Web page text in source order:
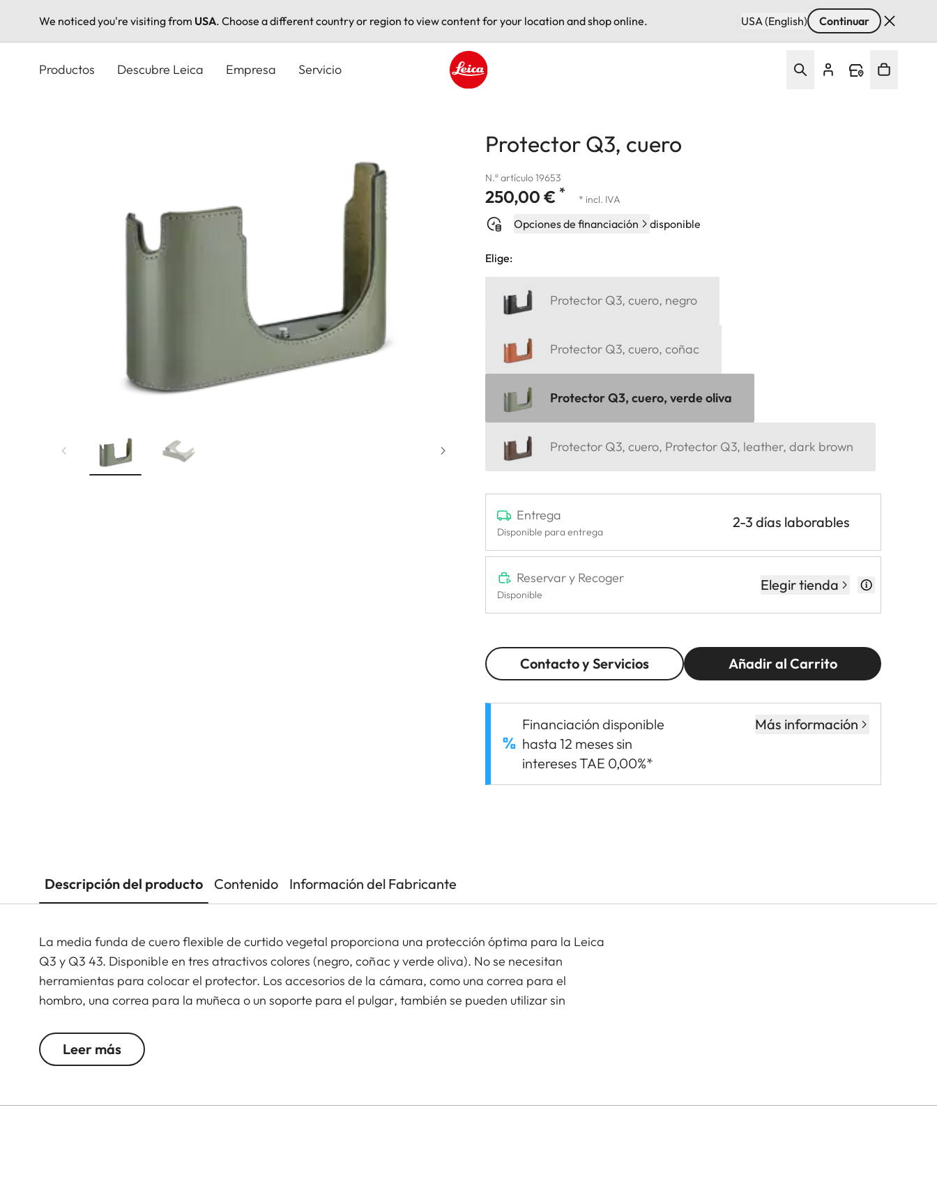
We noticed you're visiting from USA. Choose a different country or region to view content for your location and shop online. USA (English) Continuar
Productos Descubre Leica Empresa Servicio
Protector Q3, cuero
N.º artículo 19653
250,00 € * * incl. IVA
Opciones de financiación disponible
Elige:
Protector Q3, cuero, negro
Protector Q3, cuero, coñac
Protector Q3, cuero, verde oliva
Protector Q3, cuero, Protector Q3, leather, dark brown
Entrega
Disponible para entrega
2-3 días laborables
Reservar y Recoger
Disponible
Elegir tienda
Contacto y Servicios Añadir al Carrito
Financiación disponible
hasta 12 meses sin
intereses TAE 0,00%*
Más información
Descripción del producto Contenido Información del Fabricante
La media funda de cuero flexible de curtido vegetal proporciona una protección óptima para la Leica
Q3 y Q3 43. Disponible en tres atractivos colores (negro, coñac y verde oliva). No se necesitan
herramientas para colocar el protector. Los accesorios de la cámara, como una correa para el
hombro, una correa para la muñeca o un soporte para el pulgar, también se pueden utilizar sin
tarjeta SD adicional y garantiza un acceso rápido a la batería. El protector debe retirarse para
cambiar la tarjeta SD.
Leer más